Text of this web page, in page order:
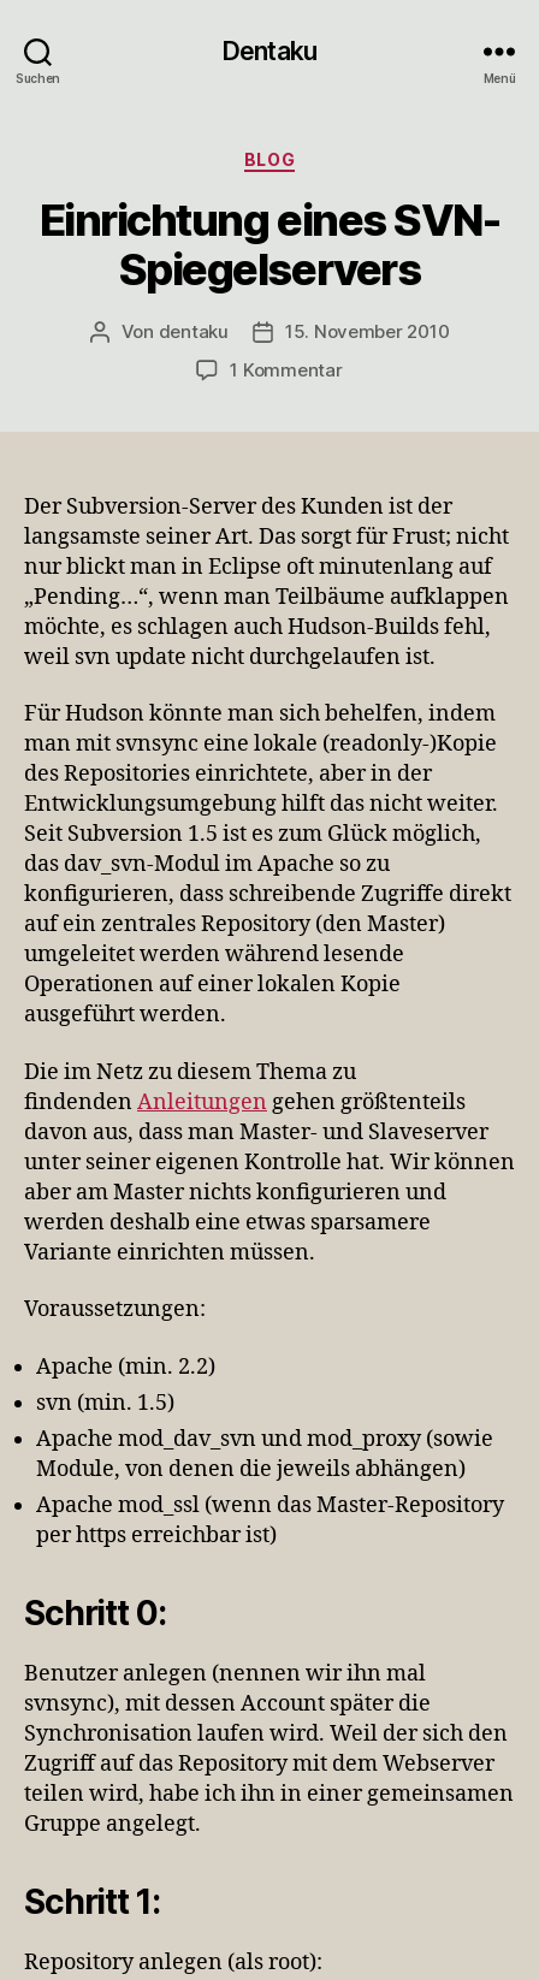
Suchen
Dentaku
Menü
Kategorien
BLOG
Einrichtung eines SVN-
Spiegelservers
Beitragsautor
Von dentaku Veröffentlichungsdatum
15. November 2010
1 Kommentarzu
Der Subversion-Server des Kunden ist der
langsamste seiner Art. Das sorgt für Frust; nicht
nur blickt man in Eclipse oft minutenlang auf
„Pending…“, wenn man Teilbäume aufklappen
möchte, es schlagen auch Hudson-Builds fehl,
weil svn update nicht durchgelaufen ist.
Für Hudson könnte man sich behelfen, indem
man mit svnsync eine lokale (readonly-)Kopie
des Repositories einrichtete, aber in der
Entwicklungsumgebung hilft das nicht weiter.
Seit Subversion 1.5 ist es zum Glück möglich,
das dav_svn-Modul im Apache so zu
konfigurieren, dass schreibende Zugriffe direkt
auf ein zentrales Repository (den Master)
umgeleitet werden während lesende
Operationen auf einer lokalen Kopie
ausgeführt werden.
Die im Netz zu diesem Thema zu
findenden Anleitungen gehen größtenteils
davon aus, dass man Master- und Slaveserver
unter seiner eigenen Kontrolle hat. Wir können
aber am Master nichts konfigurieren und
werden deshalb eine etwas sparsamere
Variante einrichten müssen.
Voraussetzungen:
Apache (min. 2.2)
svn (min. 1.5)
Apache mod_dav_svn und mod_proxy (sowie
Module, von denen die jeweils abhängen)
Apache mod_ssl (wenn das Master-Repository
per https erreichbar ist)
Schritt 0:
Benutzer anlegen (nennen wir ihn mal
svnsync), mit dessen Account später die
Synchronisation laufen wird. Weil der sich den
Zugriff auf das Repository mit dem Webserver
teilen wird, habe ich ihn in einer gemeinsamen
Gruppe angelegt.
Schritt 1:
Repository anlegen (als root):